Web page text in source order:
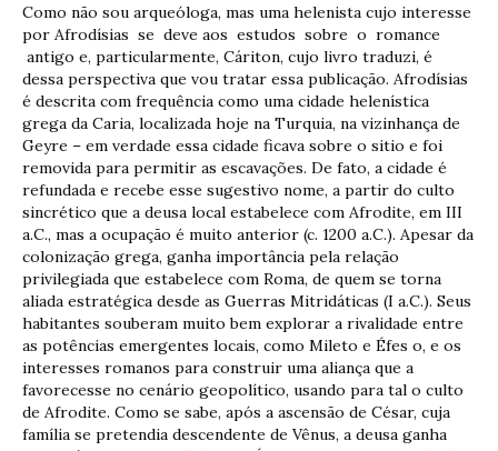
Como não sou arqueóloga, mas uma helenista cujo interesse
por Afrodísias se deve aos estudos sobre o romance
antigo e, particularmente, Cáriton, cujo livro traduzi, é
dessa perspectiva que vou tratar essa publicação. Afrodísias
é descrita com frequência como uma cidade helenística
grega da Caria, localizada hoje na Turquia, na vizinhança de
Geyre – em verdade essa cidade ficava sobre o sitio e foi
removida para permitir as escavações. De fato, a cidade é
refundada e recebe esse sugestivo nome, a partir do culto
sincrético que a deusa local estabelece com Afrodite, em III
a.C., mas a ocupação é muito anterior (c. 1200 a.C.). Apesar da
colonização grega, ganha importância pela relação
privilegiada que estabelece com Roma, de quem se torna
aliada estratégica desde as Guerras Mitridáticas (I a.C.). Seus
habitantes souberam muito bem explorar a rivalidade entre
as potências emergentes locais, como Mileto e Éfes o, e os
interesses romanos para construir uma aliança que a
favorecesse no cenário geopolítico, usando para tal o culto
de Afrodite. Como se sabe, após a ascensão de César, cuja
família se pretendia descendente de Vênus, a deusa ganha